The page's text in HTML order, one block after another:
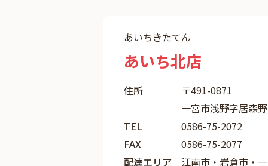
あいちきたてん
あいち北店
住所
〒491-0871
一宮市浅野字居森
TEL
0586-75-2072
FAX
0586-75-2077
配達エリア
江南市・岩倉市・